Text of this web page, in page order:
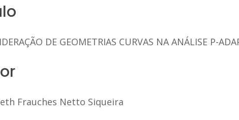
DE GEOMETRIAS CURVAS NA ANÁLISE P-
Frauches Netto Siqueira